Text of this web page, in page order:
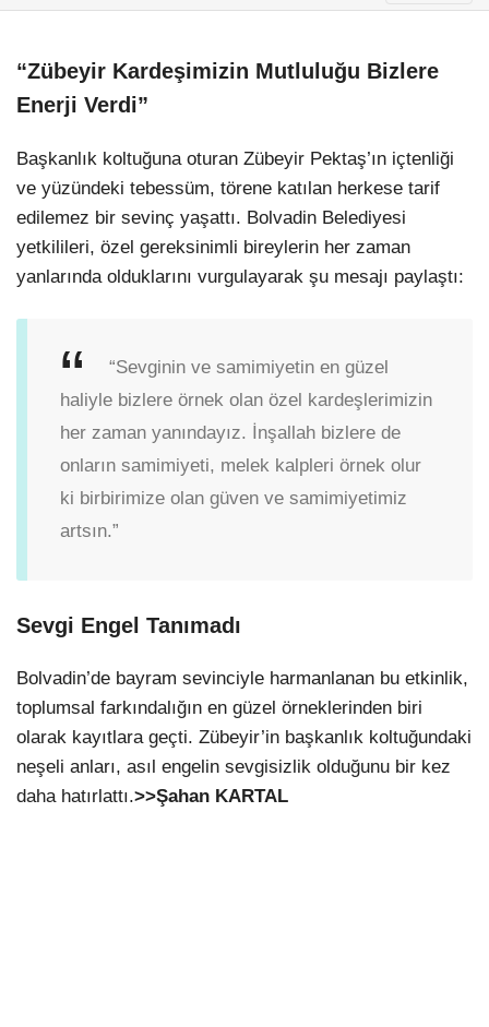
“Zübeyir Kardeşimizin Mutluluğu Bizlere
Enerji Verdi”
Başkanlık koltuğuna oturan Zübeyir Pektaş’ın içtenliği
ve yüzündeki tebessüm, törene katılan herkese tarif
edilemez bir sevinç yaşattı. Bolvadin Belediyesi
yetkilileri, özel gereksinimli bireylerin her zaman
yanlarında olduklarını vurgulayarak şu mesajı paylaştı:
“Sevginin ve samimiyetin en güzel
haliyle bizlere örnek olan özel kardeşlerimizin
her zaman yanındayız. İnşallah bizlere de
onların samimiyeti, melek kalpleri örnek olur
ki birbirimize olan güven ve samimiyetimiz
artsın.”
Sevgi Engel Tanımadı
Bolvadin’de bayram sevinciyle harmanlanan bu etkinlik,
toplumsal farkındalığın en güzel örneklerinden biri
olarak kayıtlara geçti. Zübeyir’in başkanlık koltuğundaki
neşeli anları, asıl engelin sevgisizlik olduğunu bir kez
daha hatırlattı.>>Şahan KARTAL